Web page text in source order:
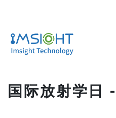
国际放射学日